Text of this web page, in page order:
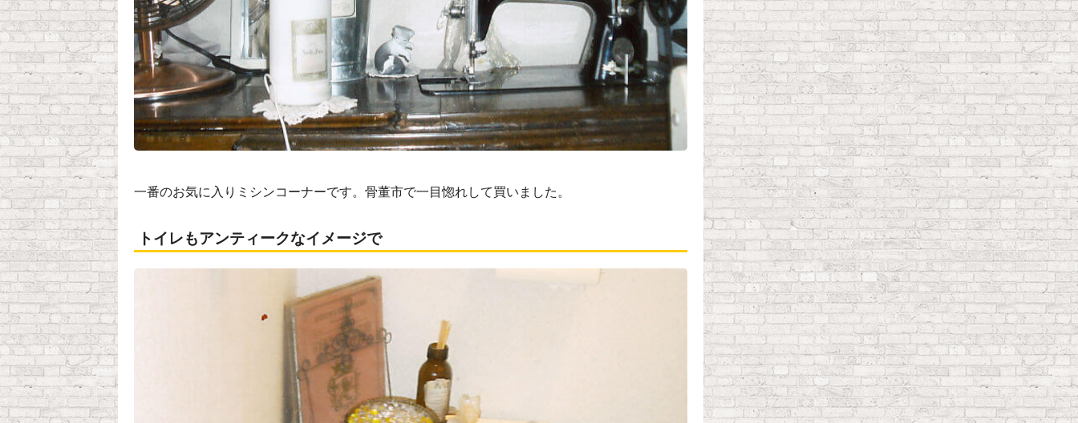
一番のお気に入りミシンコーナーです。骨董市で一目惚れして買いました。
トイレもアンティークなイメージで